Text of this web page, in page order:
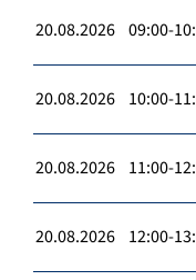
20.08.2026 09:00-
20.08.2026 10:00-
20.08.2026 11:00-
20.08.2026 12:00-